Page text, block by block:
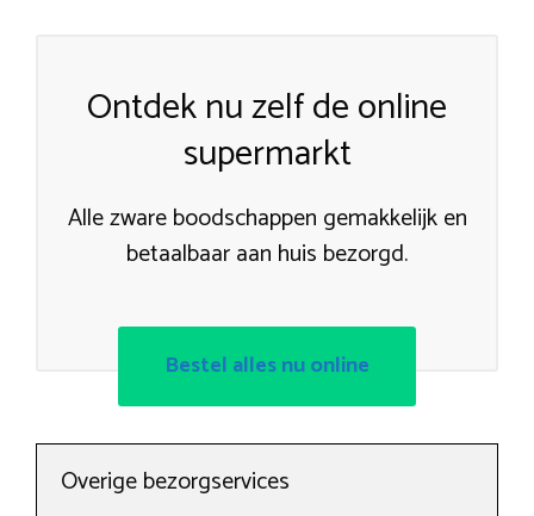
Ontdek nu zelf de online
supermarkt
Alle zware boodschappen gemakkelijk en
betaalbaar aan huis bezorgd.
Bestel alles nu online
Overige bezorgservices